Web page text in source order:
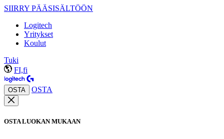
SIIRRY PÄÄSISÄLTÖÖN
Logitech
Yritykset
Koulut
Tuki
FI,fi
OSTA OSTA
OSTA LUOKAN MUKAAN